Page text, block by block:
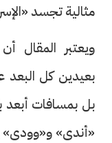
مثالية تجسد
ويعتبر المقال
بعيدين كل البعد
بل بمسافات أبعد
«أندى»